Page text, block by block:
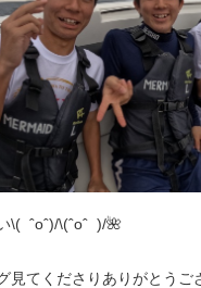
\( ˆoˆ)/\(ˆoˆ )/🌺
見てくださりありがとうご